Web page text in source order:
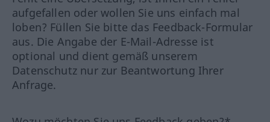
aufgefallen oder wollen Sie uns einfach mal
loben? Füllen Sie bitte das Feedback-Formular
aus. Die Angabe der E-Mail-Adresse ist
optional und dient gemäß unserem
Datenschutz nur zur Beantwortung Ihrer
Anfrage.